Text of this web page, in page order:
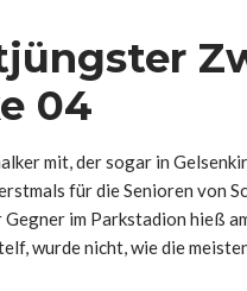
04
mit, der sogar in
für die Senioren von
im Parkstadion hieß
wurde nicht, wie die